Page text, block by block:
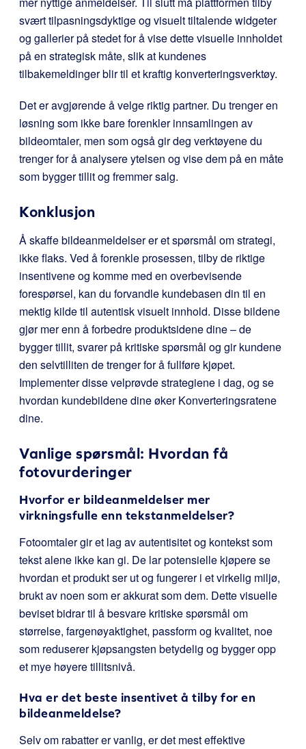
svært tilpasningsdyktige og visuelt tiltalende widgeter
og gallerier på stedet for å vise dette visuelle innholdet
på en strategisk måte, slik at kundenes
tilbakemeldinger blir til et kraftig konverteringsverktøy.
Det er avgjørende å velge riktig partner. Du trenger en
løsning som ikke bare forenkler innsamlingen av
bildeomtaler, men som også gir deg verktøyene du
trenger for å analysere ytelsen og vise dem på en måte
som bygger tillit og fremmer salg.
Konklusjon
Å skaffe bildeanmeldelser er et spørsmål om strategi,
ikke flaks. Ved å forenkle prosessen, tilby de riktige
insentivene og komme med en overbevisende
forespørsel, kan du forvandle kundebasen din til en
mektig kilde til autentisk visuelt innhold. Disse bildene
gjør mer enn å forbedre produktsidene dine – de
bygger tillit, svarer på kritiske spørsmål og gir kundene
den selvtilliten de trenger for å fullføre kjøpet.
Implementer disse velprøvde strategiene i dag, og se
hvordan kundebildene dine øker Konverteringsratene
dine.
Vanlige spørsmål: Hvordan få
fotovurderinger
Hvorfor er bildeanmeldelser mer
virkningsfulle enn tekstanmeldelser?
Fotoomtaler gir et lag av autentisitet og kontekst som
tekst alene ikke kan gi. De lar potensielle kjøpere se
hvordan et produkt ser ut og fungerer i et virkelig miljø,
brukt av noen som er akkurat som dem. Dette visuelle
beviset bidrar til å besvare kritiske spørsmål om
størrelse, fargenøyaktighet, passform og kvalitet, noe
som reduserer kjøpsangsten betydelig og bygger opp
et mye høyere tillitsnivå.
Hva er det beste insentivet å tilby for en
bildeanmeldelse?
Selv om rabatter er vanlig, er det mest effektive